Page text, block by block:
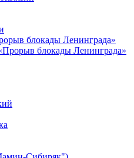
блокады Ленинграда»
блокады Ленинграда»